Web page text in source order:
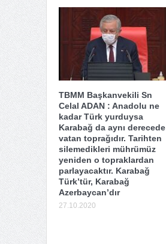
TBMM Başkanvekili Sn
Celal ADAN : Anadolu ne
kadar Türk yurduysa
Karabağ da aynı derecede
vatan toprağıdır. Tarihten
silemedikleri mührümüz
yeniden o topraklardan
parlayacaktır. Karabağ
Türk’tür, Karabağ
Azerbaycan’dır
27.10.2020